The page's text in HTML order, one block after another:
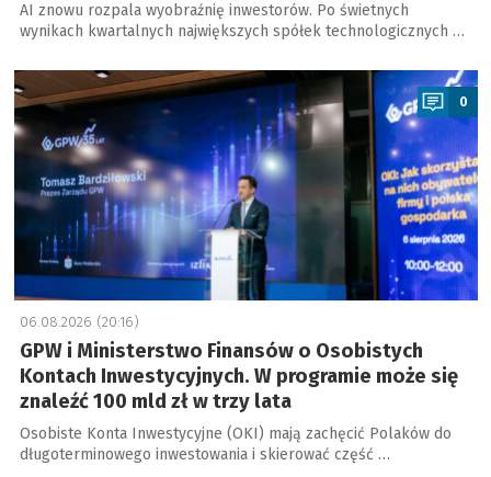
AI znowu rozpala wyobraźnię inwestorów. Po świetnych
wynikach kwartalnych największych spółek technologicznych …
a
0
06.08.2026 (20:16)
GPW i Ministerstwo Finansów o Osobistych
Kontach Inwestycyjnych. W programie może się
znaleźć 100 mld zł w trzy lata
Osobiste Konta Inwestycyjne (OKI) mają zachęcić Polaków do
długoterminowego inwestowania i skierować część …